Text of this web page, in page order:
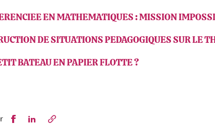
EN MATHEMATIQUES : MISSION
DE SITUATIONS PEDAGOGIQUES SUR LE
BATEAU EN PAPIER FLOTTE ?
Partager sur Facebook
Partager sur LinkedIn